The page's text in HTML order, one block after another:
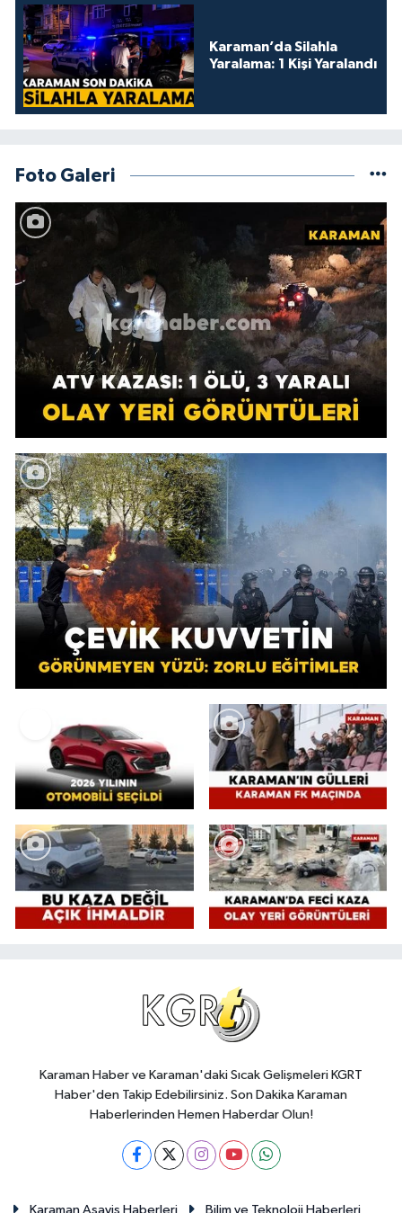
Karaman’da Silahla
Yaralama: 1 Kişi Yaralandı
Foto Galeri
Karaman Haber ve Karaman'daki Sıcak Gelişmeleri KGRT
Haber'den Takip Edebilirsiniz. Son Dakika Karaman
Haberlerinden Hemen Haberdar Olun!
Karaman Asayiş Haberleri Bilim ve Teknoloji Haberleri